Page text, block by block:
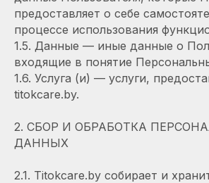
предоставляет о себе
процессе использования
1.5. Данные — иные данные о
входящие в понятие
1.6. Услуга (и) — услуги,
titokcare.by.
2. СБОР И ОБРАБОТКА
ДАННЫХ
2.1. Titokcare.by собирает и